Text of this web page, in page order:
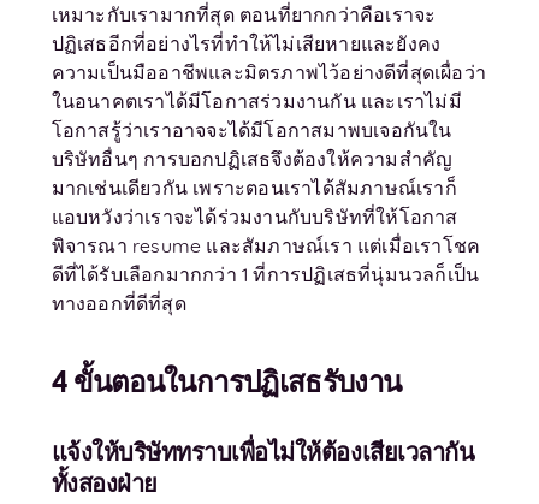
เหมาะกับเรามากที่สุด ตอนที่ยากกว่าคือเราจะ
ปฏิเสธอีกที่อย่างไรที่ทำให้ไม่เสียหายและยังคง
ความเป็นมืออาชีพและมิตรภาพไว้อย่างดีที่สุดเผื่อว่า
ในอนาคตเราได้มีโอกาสร่วมงานกัน และเราไม่มี
โอกาสรู้ว่าเราอาจจะได้มีโอกาสมาพบเจอกันใน
บริษัทอื่นๆ การบอกปฏิเสธจึงต้องให้ความสำคัญ
มากเช่นเดียวกัน เพราะตอนเราได้สัมภาษณ์เราก็
แอบหวังว่าเราจะได้ร่วมงานกับบริษัทที่ให้โอกาส
พิจารณา resume และสัมภาษณ์เรา แต่เมื่อเราโชค
ดีที่ได้รับเลือกมากกว่า 1 ที่การปฏิเสธที่นุ่มนวลก็เป็น
ทางออกที่ดีที่สุด
4 ขั้นตอนในการปฏิเสธรับงาน
แจ้งให้บริษัททราบเพื่อไม่ให้ต้องเสียเวลากัน
ทั้งสองฝ่าย